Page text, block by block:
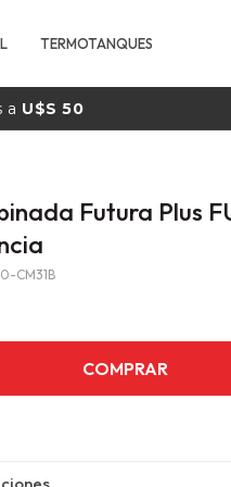
TERMOTANQUES
a U$S 50
Futura Plus
CM31B
COMPRAR